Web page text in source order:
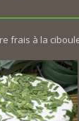
frais à la